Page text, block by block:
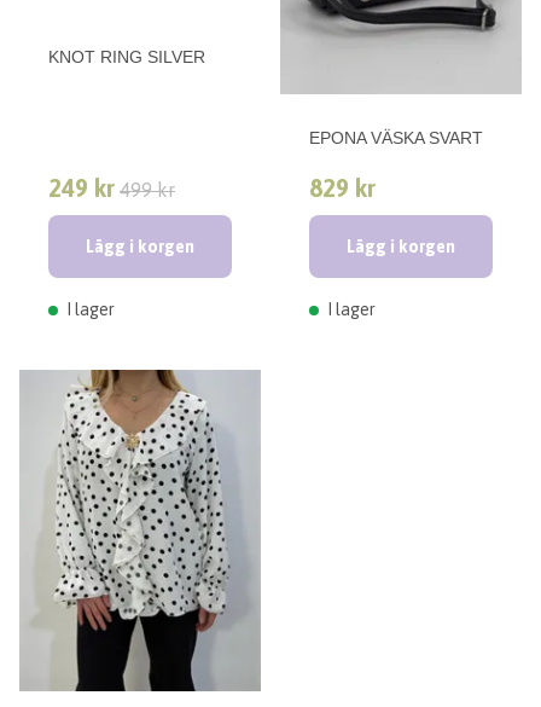
KNOT RING SILVER
249 kr 499 kr
Lägg i korgen
I lager
EPONA VÄSKA SVART
829 kr
Lägg i korgen
I lager